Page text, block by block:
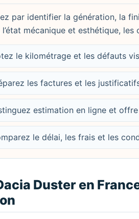
par identifier la génération, la
l’état mécanique et esthétique,
le kilométrage et les défauts
les factures et les
estimation en ligne et
le délai, les frais et les
Duster en